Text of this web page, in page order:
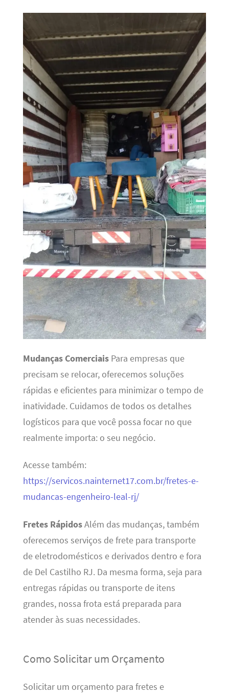
Mudanças ComerciaisPara empresas que
precisam se relocar, oferecemos soluções
rápidas e eficientes para minimizar o tempo de
inatividade. Cuidamos de todos os detalhes
logísticos para que você possa focar no que
realmente importa: o seu negócio.
Acesse também:
https://servicos.nainternet17.com.br/fretes-e-
mudancas-engenheiro-leal-rj/
Fretes RápidosAlém das mudanças, também
oferecemos serviços de frete para transporte
de eletrodomésticos e derivados dentro e fora
de Del Castilho RJ. Da mesma forma, seja para
entregas rápidas ou transporte de itens
grandes, nossa frota está preparada para
atender às suas necessidades.
Como Solicitar um Orçamento
Solicitar um orçamento para fretes e